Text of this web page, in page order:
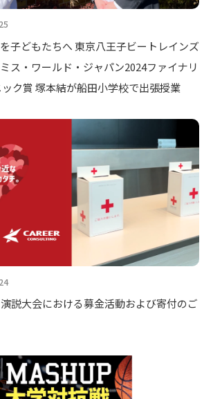
東京八王子ビートレインズ
ス・ワールド・ジャパン2024ファイナリ
ク賞 塚本結が船田小学校で出張授業
説大会における募金活動および寄付のご